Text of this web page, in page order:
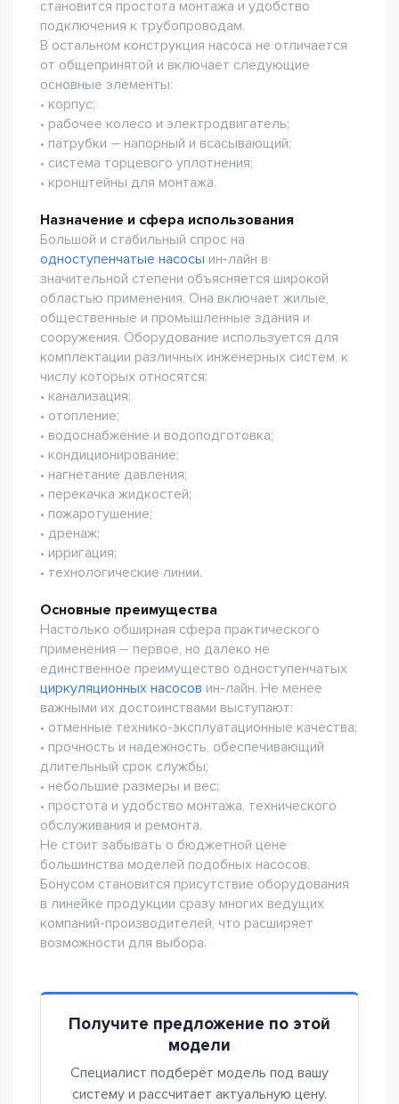
становится простота монтажа и удобство
подключения к трубопроводам.
В остальном конструкция насоса не отличается
от общепринятой и включает следующие
основные элементы:
• корпус;
• рабочее колесо и электродвигатель;
• патрубки – напорный и всасывающий;
• система торцевого уплотнения;
• кронштейны для монтажа.
Назначение и сфера использования
Большой и стабильный спрос на
одноступенчатые насосы ин-лайн в
значительной степени объясняется широкой
областью применения. Она включает жилые,
общественные и промышленные здания и
сооружения. Оборудование используется для
комплектации различных инженерных систем, к
числу которых относятся:
• канализация;
• отопление;
• водоснабжение и водоподготовка;
• кондиционирование;
• нагнетание давления;
• перекачка жидкостей;
• пожаротушение;
• дренаж;
• ирригация;
• технологические линии.
Основные преимущества
Настолько обширная сфера практического
применения – первое, но далеко не
единственное преимущество одноступенчатых
циркуляционных насосов ин-лайн. Не менее
важными их достоинствами выступают:
• отменные технико-эксплуатационные качества;
• прочность и надежность, обеспечивающий
длительный срок службы;
• небольшие размеры и вес;
• простота и удобство монтажа, технического
обслуживания и ремонта.
Не стоит забывать о бюджетной цене
большинства моделей подобных насосов.
Бонусом становится присутствие оборудования
в линейке продукции сразу многих ведущих
компаний-производителей, что расширяет
возможности для выбора.
Получите предложение по этой
модели
Специалист подберёт модель под вашу
систему и рассчитает актуальную цену.